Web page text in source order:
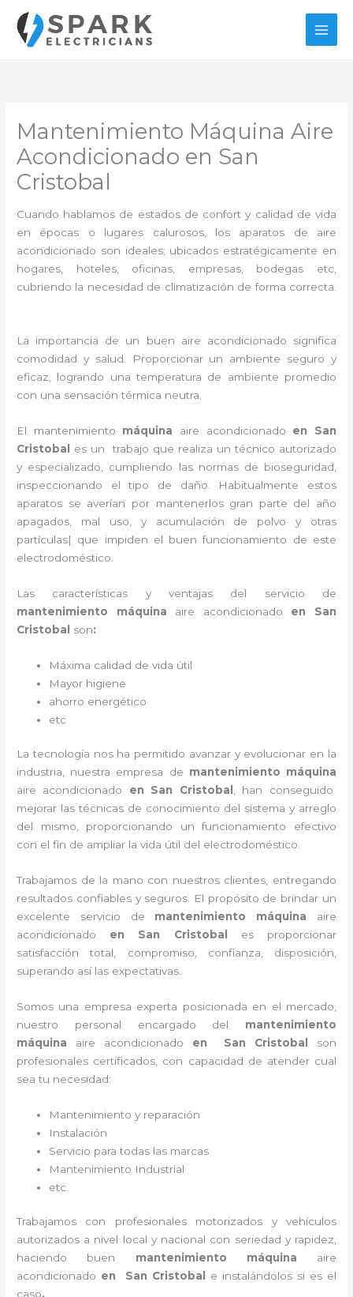
contenido
Mantenimiento Máquina Aire
Acondicionado en San
Cristobal
Cuando hablamos de estados de confort y calidad de vida
en épocas o lugares calurosos, los aparatos de aire
acondicionado son ideales; ubicados estratégicamente en
hogares, hoteles, oficinas, empresas, bodegas etc,
cubriendo la necesidad de climatización de forma correcta.
La importancia de un buen aire acondicionado significa
comodidad y salud. Proporcionar un ambiente seguro y
eficaz, logrando una temperatura de ambiente promedio
con una sensación térmica neutra.
El mantenimiento máquina aire acondicionado en San
Cristobal
es un
trabajo que realiza un técnico autorizado
y especializado, cumpliendo las normas de bioseguridad,
inspeccionando el tipo de daño. Habitualmente estos
aparatos se averían por mantenerlos gran parte del año
apagados, mal uso, y acumulación de polvo y otras
partículas| que impiden el buen funcionamiento de este
electrodoméstico.
Las características y ventajas del servicio de
mantenimiento máquina aire acondicionado en San
Cristobal son:
Máxima calidad de vida útil
Mayor higiene
ahorro energético
etc
La tecnología nos ha permitido avanzar y evolucionar en la
industria, nuestra empresa de mantenimiento máquina
aire acondicionado en San Cristobal , han conseguido
mejorar las técnicas de conocimiento del sistema y arreglo
del mismo, proporcionando un funcionamiento efectivo
con el fin de ampliar la vida útil del electrodoméstico.
Trabajamos de la mano con nuestros clientes, entregando
resultados confiables y seguros. El propósito de brindar un
excelente servicio de mantenimiento máquina aire
acondicionado en San Cristobal
es proporcionar
satisfacción total, compromiso, confianza, disposición,
superando así las expectativas.
Somos una empresa experta posicionada en el mercado,
nuestro personal encargado del mantenimiento
máquina aire acondicionado en San Cristobal
son
profesionales certificados, con capacidad de atender cual
sea tu necesidad:
Mantenimiento y reparación
Instalación
Servicio para todas las marcas
Mantenimiento Industrial
etc.
Trabajamos con profesionales motorizados y vehículos
autorizados a nivel local y nacional con seriedad y rapidez,
haciendo buen mantenimiento máquina aire
acondicionado en San Cristobal e instalándolos si es el
caso.